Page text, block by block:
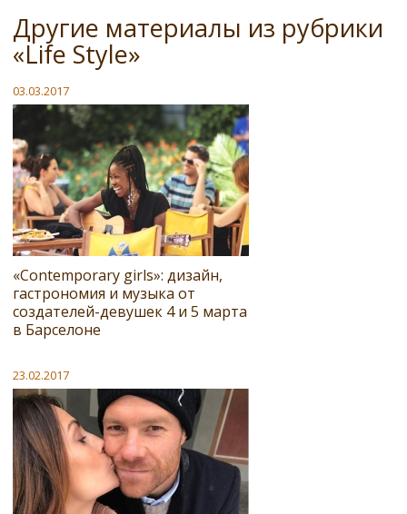
Другие материалы из рубрики
«Life Style»
03.03.2017
«Contemporary girls»: дизайн,
гастрономия и музыка от
создателей-девушек 4 и 5 марта
в Барселоне
23.02.2017